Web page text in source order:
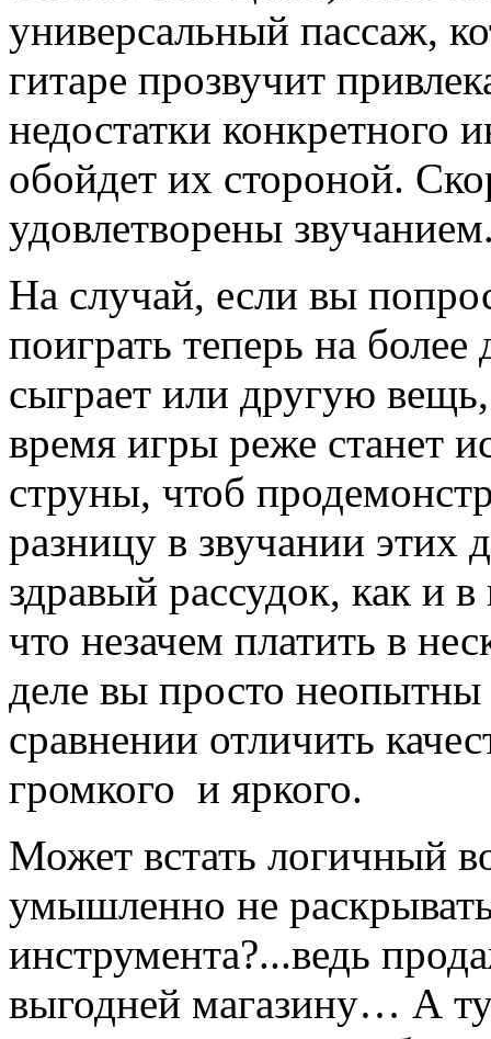
универсальный пассаж,
гитаре прозвучит
недостатки конкретного
обойдет их стороной.
удовлетворены
На случай, если вы
поиграть теперь на
сыграет или другую
время игры реже станет
струны, чтоб
разницу в звучании этих
здравый рассудок, как и
что незачем платить в
деле вы просто
сравнении отличить
громкого и яркого.
Может встать логичный
умышленно не
инструмента?...ведь
выгодней магазину… А